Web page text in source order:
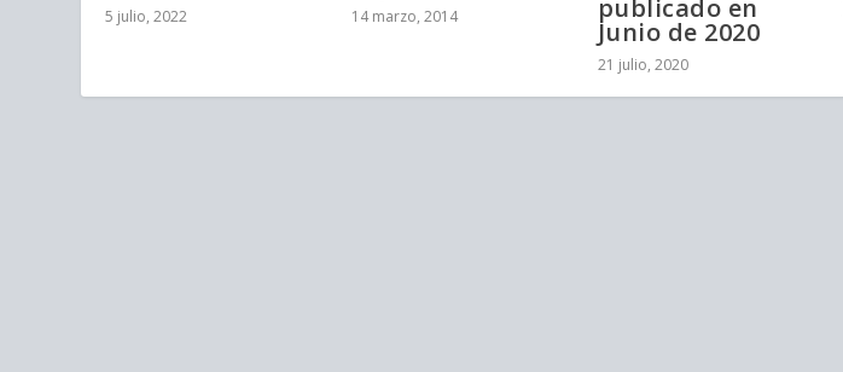
5 julio, 2022 14 marzo, 2014 publicado en
Junio de 2020
21 julio, 2020